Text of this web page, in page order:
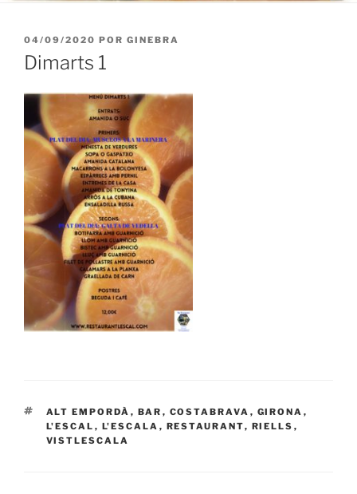
PUBLICADO
EL
04/09/2020 POR GINEBRA
Dimarts 1
ETIQUETAS
ALT EMPORDÀ , BAR , COSTABRAVA , GIRONA ,
L'ESCAL , L'ESCALA , RESTAURANT, RIELLS ,
VISTLESCALA